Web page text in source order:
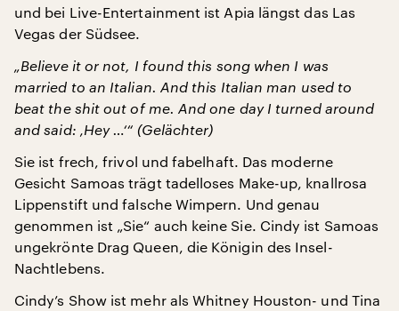
und bei Live-Entertainment ist Apia längst das Las
Vegas der Südsee.
„Believe it or not, I found this song when I was
married to an Italian. And this Italian man used to
beat the shit out of me.And one day I turned around
and said: ‚Hey …‘“ (Gelächter)
Sie ist frech, frivol und fabelhaft. Das moderne
Gesicht Samoas trägt tadelloses Make-up, knallrosa
Lippenstift und falsche Wimpern. Und genau
genommen ist „Sie“ auch keine Sie. Cindy ist Samoas
ungekrönte Drag Queen, die Königin des Insel-
Nachtlebens.
Cindy’s Show ist mehr als Whitney Houston- und Tina